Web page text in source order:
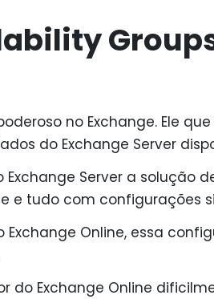
no Exchange. Ele
do Exchange Server
Exchange Server a solução
e tudo com configurações
Online, essa
do Exchange Online